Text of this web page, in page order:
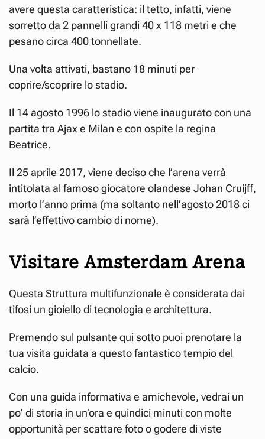
avere questa caratteristica: il tetto, infatti, viene
sorretto da 2 pannelli grandi 40 x 118 metri e che
pesano circa 400 tonnellate.
Una volta attivati, bastano 18 minuti per
coprire/scoprire lo stadio.
Il 14 agosto 1996 lo stadio viene inaugurato con una
partita tra Ajax e Milan e con ospite la regina
Beatrice.
Il 25 aprile 2017, viene deciso che l’arena verrà
intitolata al famoso giocatore olandese Johan Cruijff,
morto l’anno prima (ma soltanto nell’agosto 2018 ci
sarà l’effettivo cambio di nome).
Visitare Amsterdam Arena
Questa Struttura multifunzionale è considerata dai
tifosi un gioiello di tecnologia e architettura.
Premendo sul pulsante qui sotto puoi prenotare la
tua visita guidata a questo fantastico tempio del
calcio.
Con una guida informativa e amichevole, vedrai un
po’ di storia in un’ora e quindici minuti con molte
opportunità per scattare foto o godere di viste